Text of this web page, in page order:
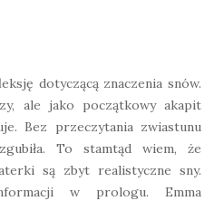
dotyczącą znaczenia snów.
ale jako początkowy akapit
Bez przeczytania zwiastunu
To stamtąd wiem, że
są zbyt realistyczne sny.
w prologu. Emma